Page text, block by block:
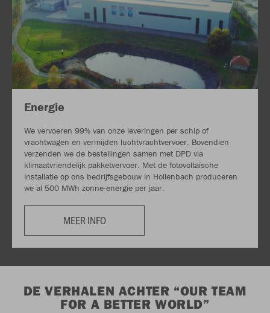
Energie
We vervoeren 99% van onze leveringen per schip of
vrachtwagen en vermijden luchtvrachtvervoer. Bovendien
verzenden we de bestellingen samen met DPD via
klimaatvriendelijk pakketvervoer. Met de fotovoltaïsche
installatie op ons bedrijfsgebouw in Hollenbach produceren
we al 500 MWh zonne-energie per jaar.
MEER INFO
DE VERHALEN ACHTER “OUR TEAM
FOR A BETTER WORLD”